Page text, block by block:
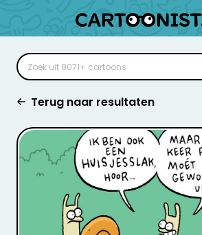
Terug naar resultaten